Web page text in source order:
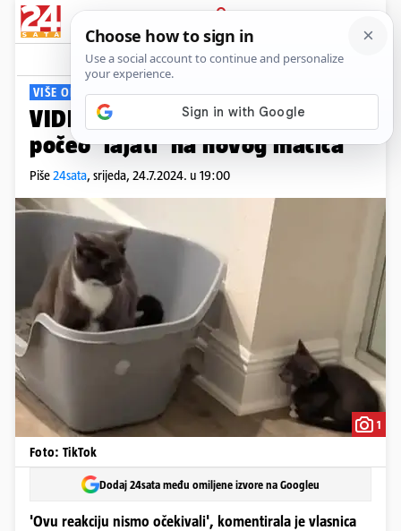
PRIJAVA
Viral Komentari
VIŠE OD 4 MILIJUNA PREGLEDA
VIDEO Mačak koji živi sa psima
počeo 'lajati' na novog mačića
Piše24sata, srijeda, 24.7.2024. u 19:00
1
Foto: TikTok
Dodaj 24sata među omiljene izvore na Googleu
'Ovu reakciju nismo očekivali', komentirala je vlasnica